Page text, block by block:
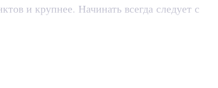
и крупнее. Начинать всегда следует с